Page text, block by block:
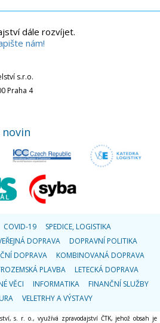
dále rozvíjet.
nám!
s.r.o.
Praha 4
COVID-19
SPEDICE, LOGISTIKA
DOPRAVA
DOPRAVNÍ POLITIKA
DOPRAVA
KOMBINOVANÁ DOPRAVA
PLAVBA
LETECKÁ DOPRAVA
VĚCI INFORMATIKA
FINANČNÍ SLUŽBY
VELETRHY A VÝSTAVY
s. r. o., využívá zpravodajství ČTK, jehož obsah je